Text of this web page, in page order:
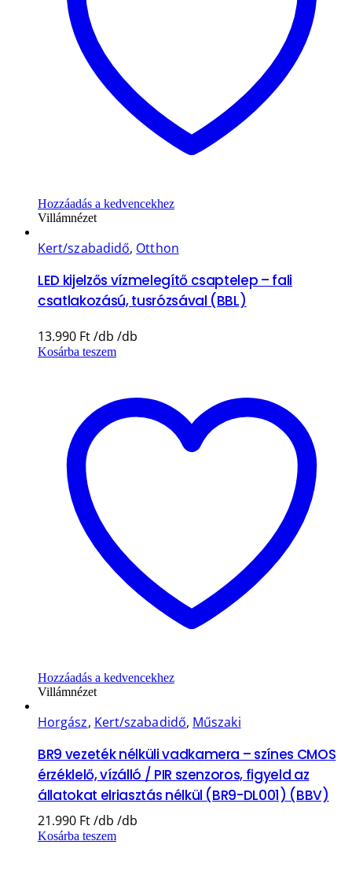
Hozzáadás a kedvencekhez
Villámnézet
Kert/szabadidő, Otthon
LED kijelzős vízmelegítő csaptelep – fali
csatlakozású, tusrózsával (BBL)
13.990 Ft
Kosárba teszem
Hozzáadás a kedvencekhez
Villámnézet
Horgász, Kert/szabadidő, Műszaki
BR9 vezeték nélküli vadkamera – színes CMOS
érzéklelő, vízálló / PIR szenzoros, figyeld az
állatokat elriasztás nélkül (BR9-DL001) (BBV)
21.990 Ft
Kosárba teszem